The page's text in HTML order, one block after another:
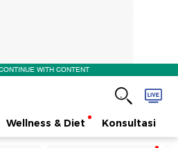
WITH CONTENT
Wellness & Diet Konsultasi